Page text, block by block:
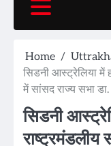
Home
सिडनी आस्ट्रेलिया में
में सांसद राज्य सभा
सिडनी